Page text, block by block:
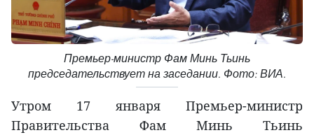
Премьер-министр Фам Минь Тьинь
председательствует на заседании. Фото: ВИА.
Утром 17 января Премьер-министр
Правительства Фам Минь Тьинь